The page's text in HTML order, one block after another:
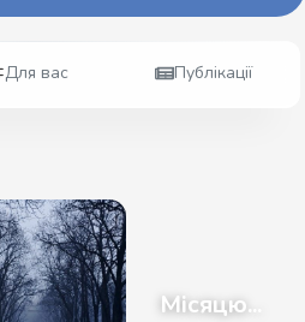
Для вас Публікації
Місяцю...